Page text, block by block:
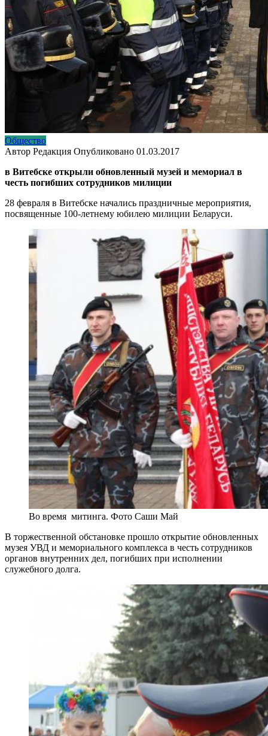
Общество
Автор Редакция Опубликовано 01.03.2017
в Витебске открыли обновленный музей и мемориал в
честь погибших сотрудников милиции
28 февраля в Витебске начались праздничные мероприятия,
посвященные 100-летнему юбилею милиции Беларуси.
Во время митинга. Фото Саши Май
В торжественной обстановке прошло открытие обновленных
музея УВД и мемориального комплекса в честь сотрудников
органов внутренних дел, погибших при исполнении
служебного долга.